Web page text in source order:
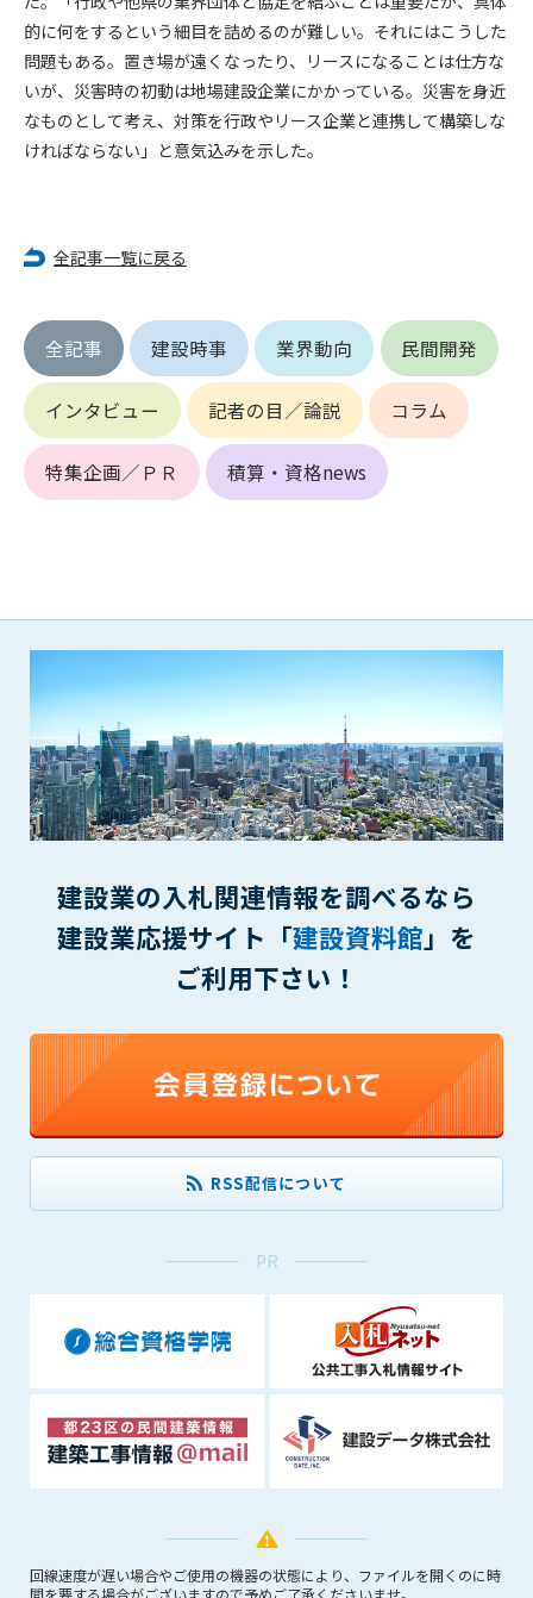
的に何をするという細目を詰めるのが難しい。それにはこうした
問題もある。置き場が遠くなったり、リースになることは仕方な
いが、災害時の初動は地場建設企業にかかっている。災害を身近
なものとして考え、対策を行政やリース企業と連携して構築しな
ければならない」と意気込みを示した。
全記事一覧に戻る
全記事 建設時事 業界動向 民間開発
インタビュー 記者の目／論説 コラム
特集企画／ＰＲ 積算・資格news
建設業の入札関連情報を調べるなら
建設業応援サイト「建設資料館」を
ご利用下さい！
RSS配信について
PR
回線速度が遅い場合やご使用の機器の状態により、ファイルを開くのに時
1. 会員は申込の際に管理者が発行したIDおよびパスワードの使
用および管理について責任を負うものとします。
2. 会員は、自己のIDおよびパスワードを、貸与、譲渡、売買、
その他形態を問わず、第三者に利用させることはできませ
ん。
3. 会員は、IDおよびパスワードの管理不十分、使用上の過誤、
第6条（会員の禁止事項）
す。
(1) 第三者または管理者の著作権、その他知的所有権を侵害す
る行為
(2) 第三者または管理者の財産、プライバシー等を侵害する行
為
(3) 第三者または管理者を誹謗中傷する行為
(4) 有害なコンピュータプログラム等を送信又は書き込む行為
(9) その他、法律に反する行為
(10) 建設資料館から知り得た情報及びダウンロードした情報
を、営利を目的として第三者に転売し、または転売のため
に第三者に提供すること
第7条（登録内容の削除）
管理者は、会員が登録した内容が以下に該当する、またはその
恐れのあるものは、会員の承諾なく削除できるものとします。
(1) 登録されている情報が、第6条の定める禁止事項に該当する
(2) 建設資料館の運営および保守管理上、必要と判断した場合
(3) 広告掲載料金の支払が遅延した場合
(4) その他、管理者が不適当と判断した場合
管理者は、会員の承諾なく、本サービス内容の変更(新規追加、
廃止を含み)し、本サービスの運営を中止または廃止することが
できるものとします。これに起因する会員または他の第三者が
被った損害について管理者は､一切の責任をも負わないものと
します。
会員の氏名、住所、性別、年齢、メールアドレスその他本サー
個人情報といいます）について、管理者は、以下の各号に該当
(1) 会員が、自己の個人情報の開示に事前に同意している場合
(2) 個々の会員を特定できない統計的な処理をした形式で第三
者に提供する場合
(3) 第三者および管理者の権利、財産、安全等を保護するため
に必要であると管理者が判断した場合
(4) 法令等により開示を求められた場合
管理者は、会員が登録した内容が以下に該当する、またはその
恐れのあるものは、会員の承諾なく削除できるものとします。